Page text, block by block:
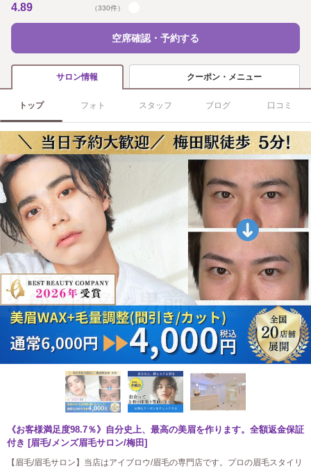
4.89 （330件）
空席確認・予約する
サロン情報 クーポン・メニュー
トップ フォト スタッフ ブログ 口コミ
《お客様満足度98.7％》自分史上、最高の美眉を作ります。全額返金保証
付き [眉毛/メンズ眉毛サロン/梅田]
【眉毛/眉毛サロン】当店はアイブロウ/眉毛の専門店です。プロの眉毛スタイリ